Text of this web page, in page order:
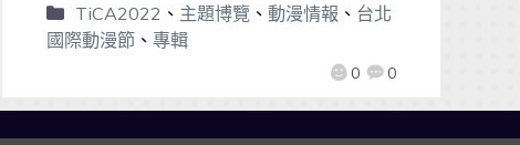
0 0
TiCA2022 、 主題博覽、 動漫情報 、 台北
國際動漫節、 專輯